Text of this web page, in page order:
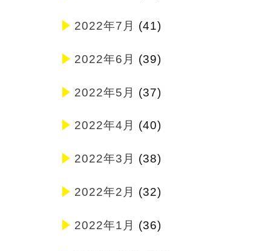
2022年7月 (41)
2022年6月 (39)
2022年5月 (37)
2022年4月 (40)
2022年3月 (38)
2022年2月 (32)
2022年1月 (36)